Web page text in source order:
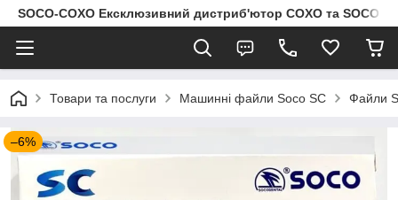
SOCO-COXO Ексклюзивний дистриб'ютор COXO та SOCO в
Товари та послуги Машинні файли Soco SC Файли
–6%